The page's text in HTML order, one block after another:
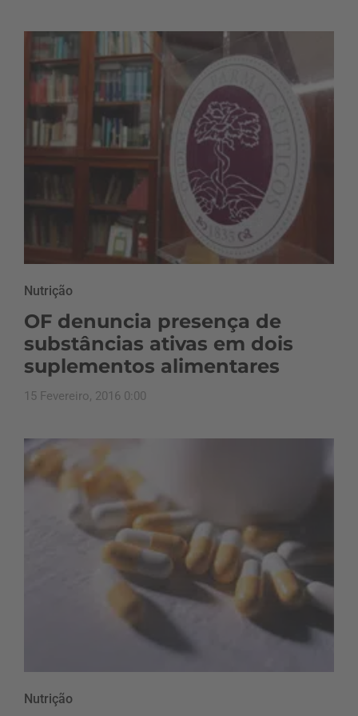
Nutrição
OF denuncia presença de
substâncias ativas em dois
suplementos alimentares
15 Fevereiro, 2016 0:00
Nutrição